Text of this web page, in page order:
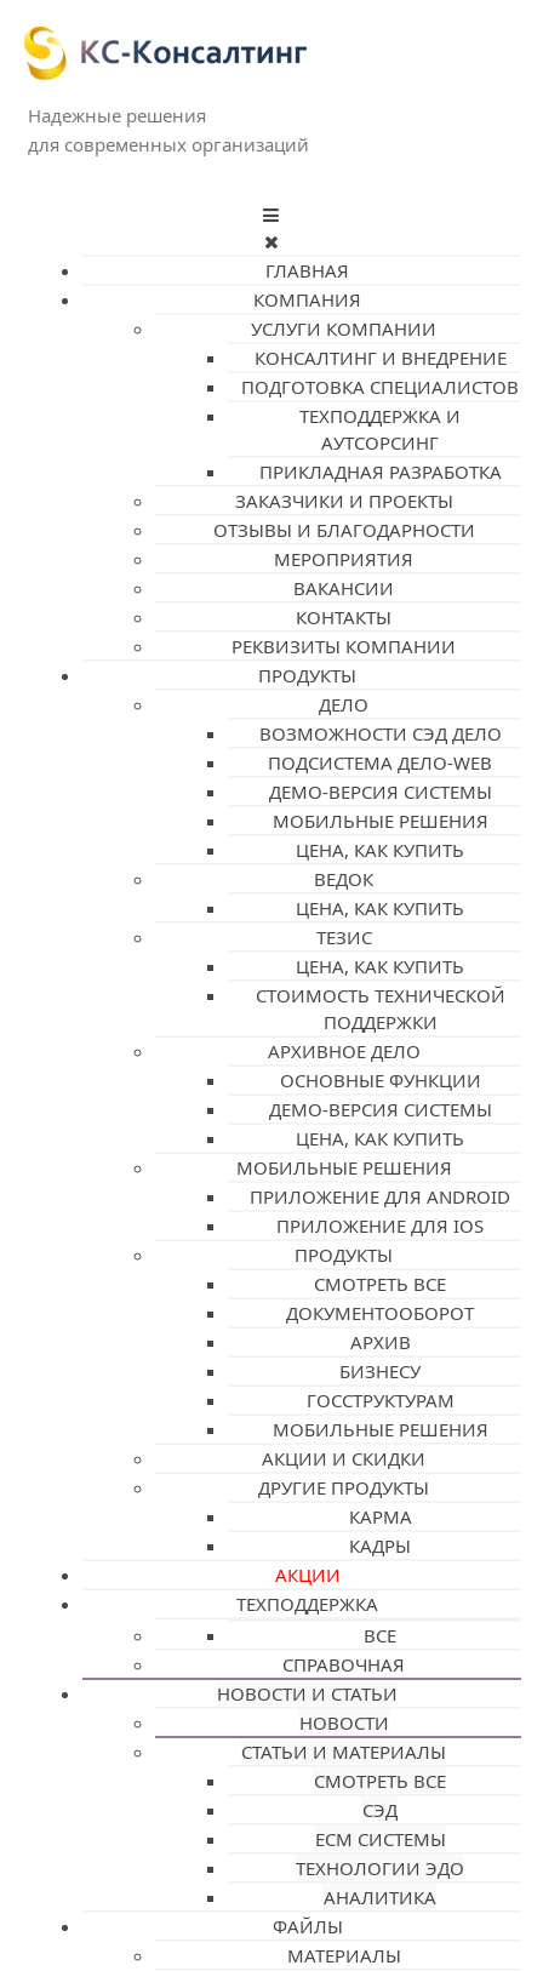
Надежные решения
для современных организаций
ГЛАВНАЯ
КОМПАНИЯ
УСЛУГИ КОМПАНИИ
КОНСАЛТИНГ И ВНЕДРЕНИЕ
ПОДГОТОВКА СПЕЦИАЛИСТОВ
ТЕХПОДДЕРЖКА И
АУТСОРСИНГ
ПРИКЛАДНАЯ РАЗРАБОТКА
ЗАКАЗЧИКИ И ПРОЕКТЫ
ОТЗЫВЫ И БЛАГОДАРНОСТИ
МЕРОПРИЯТИЯ
ВАКАНСИИ
КОНТАКТЫ
РЕКВИЗИТЫ КОМПАНИИ
ПРОДУКТЫ
ДЕЛО
ВОЗМОЖНОСТИ СЭД ДЕЛО
ПОДСИСТЕМА ДЕЛО-WEB
ДЕМО-ВЕРСИЯ СИСТЕМЫ
МОБИЛЬНЫЕ РЕШЕНИЯ
ЦЕНА, КАК КУПИТЬ
ВЕДОК
ЦЕНА, КАК КУПИТЬ
ТЕЗИС
ЦЕНА, КАК КУПИТЬ
СТОИМОСТЬ ТЕХНИЧЕСКОЙ
ПОДДЕРЖКИ
АРХИВНОЕ ДЕЛО
ОСНОВНЫЕ ФУНКЦИИ
ДЕМО-ВЕРСИЯ СИСТЕМЫ
ЦЕНА, КАК КУПИТЬ
МОБИЛЬНЫЕ РЕШЕНИЯ
ПРИЛОЖЕНИЕ ДЛЯ ANDROID
ПРИЛОЖЕНИЕ ДЛЯ IOS
ПРОДУКТЫ
СМОТРЕТЬ ВСЕ
ДОКУМЕНТООБОРОТ
АРХИВ
БИЗНЕСУ
ГОССТРУКТУРАМ
МОБИЛЬНЫЕ РЕШЕНИЯ
АКЦИИ И СКИДКИ
ДРУГИЕ ПРОДУКТЫ
КАРМА
КАДРЫ
АКЦИИ
ТЕХПОДДЕРЖКА
ВСЕ
СПРАВОЧНАЯ
НОВОСТИ И СТАТЬИ
НОВОСТИ
СТАТЬИ И МАТЕРИАЛЫ
СМОТРЕТЬ ВСЕ
СЭД
ECM СИСТЕМЫ
ТЕХНОЛОГИИ ЭДО
АНАЛИТИКА
ФАЙЛЫ
МАТЕРИАЛЫ